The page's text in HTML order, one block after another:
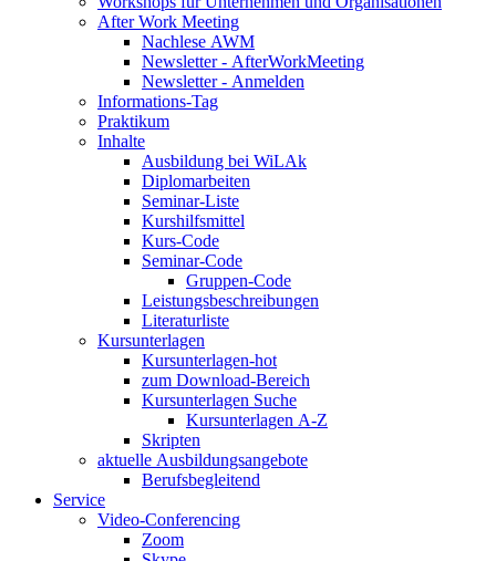
After Work Meeting
Nachlese AWM
Newsletter - AfterWorkMeeting
Newsletter - Anmelden
Informations-Tag
Praktikum
Inhalte
Ausbildung bei WiLAk
Diplomarbeiten
Seminar-Liste
Kurshilfsmittel
Kurs-Code
Seminar-Code
Gruppen-Code
Leistungsbeschreibungen
Literaturliste
Kursunterlagen
Kursunterlagen-hot
zum Download-Bereich
Kursunterlagen Suche
Kursunterlagen A-Z
Skripten
aktuelle Ausbildungsangebote
Berufsbegleitend
Service
Video-Conferencing
Zoom